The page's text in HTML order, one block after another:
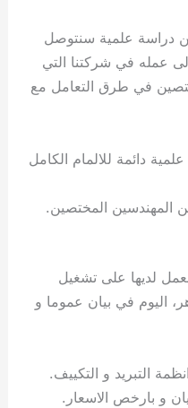
دراسة علمية سنتوصل
عمله في شركتنا التي
في طرق التعامل مع
دائمة للالمام الكامل
المهندسين المختصين.
لديها على تشغيل
اليوم في بيان عموما و
التبريد و التكييف.
و بارخص الاسعار.